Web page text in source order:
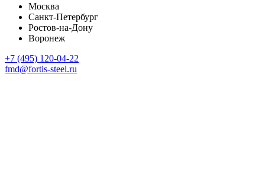
Москва
Санкт-Петербург
Ростов-на-Дону
Воронеж
+7 (495) 120-04-22
fmd@fortis-steel.ru